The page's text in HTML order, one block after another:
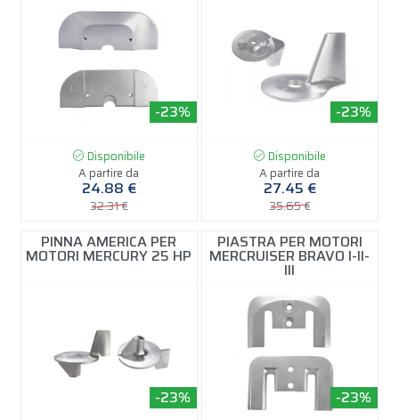
-23%
Disponibile
A partire da
24.88 €
32.31 €
-23%
Disponibile
A partire da
27.45 €
35.65 €
PINNA AMERICA PER
MOTORI MERCURY 25 HP
-23%
PIASTRA PER MOTORI
MERCRUISER BRAVO I-II-
III
-23%